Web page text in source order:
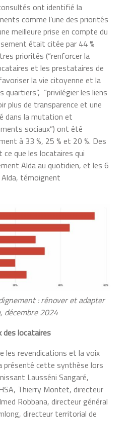
ont identifié la
comme l’une des priorités
meilleure prise en compte du
était citée par 44 %
priorités (“renforcer la
et les prestataires de
la vie citoyenne et la
quartiers”, “privilégier les liens
plus de transparence et une
dans la mutation et
sociaux”) ont été
à 33 %, 25 % et 20 %. Des
que les locataires qui
Alda au quotidien, et les 6
témoignent
: rénover et adapter
décembre 2024
des locataires
les revendications et la voix
présenté cette synthèse lors
Lausséni Sangaré,
Thierry Montet, directeur
Robbana, directeur général
directeur territorial de